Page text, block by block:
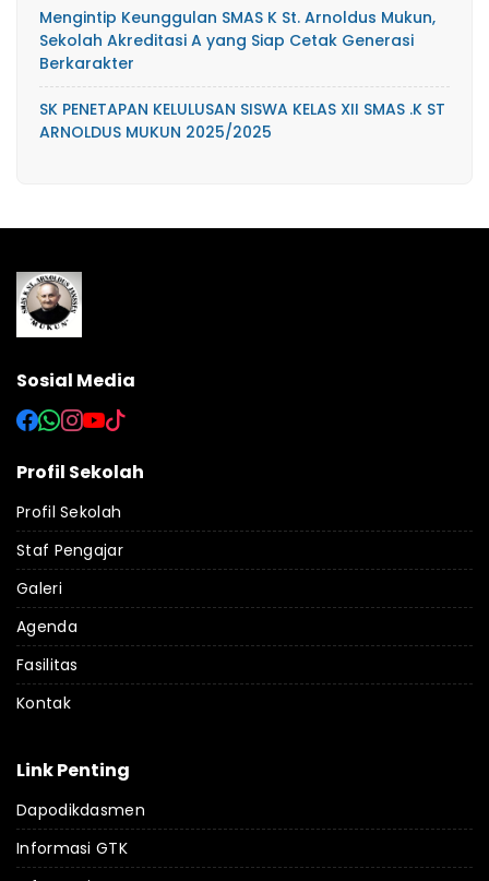
Mengintip Keunggulan SMAS K St. Arnoldus Mukun,
Sekolah Akreditasi A yang Siap Cetak Generasi
Berkarakter
SK PENETAPAN KELULUSAN SISWA KELAS XII SMAS .K ST
ARNOLDUS MUKUN 2025/2025
Sosial Media
Profil Sekolah
Profil Sekolah
Staf Pengajar
Galeri
Agenda
Fasilitas
Kontak
Link Penting
Dapodikdasmen
Informasi GTK